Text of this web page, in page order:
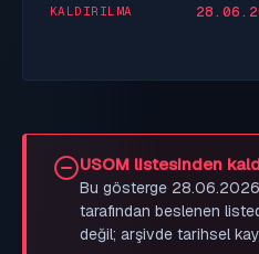
KALDIRILMA
USOM listesinden
Bu gösterge
tarafından beslenen
değil; arşivde tarihsel